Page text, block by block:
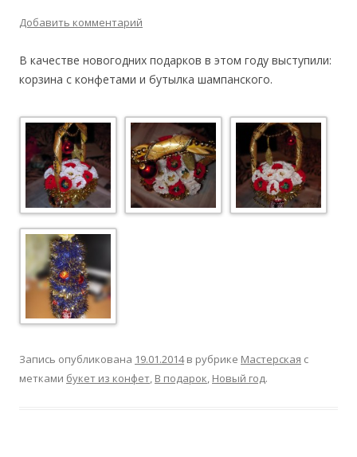
Добавить комментарий
В качестве новогодних подарков в этом году выступили:
корзина с конфетами и бутылка шампанского.
Запись опубликована 19.01.2014в рубрике Мастерская с
метками букет из конфет, В подарок, Новый год.